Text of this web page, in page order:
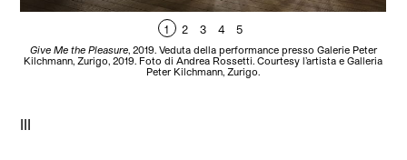
1 2 3 4 5
Give Me the Pleasure, 2019. Veduta della performance presso Galerie Peter
Kilchmann, Zurigo, 2019. Foto di Andrea Rossetti. Courtesy l’artista e Galleria
Peter Kilchmann, Zurigo.
III